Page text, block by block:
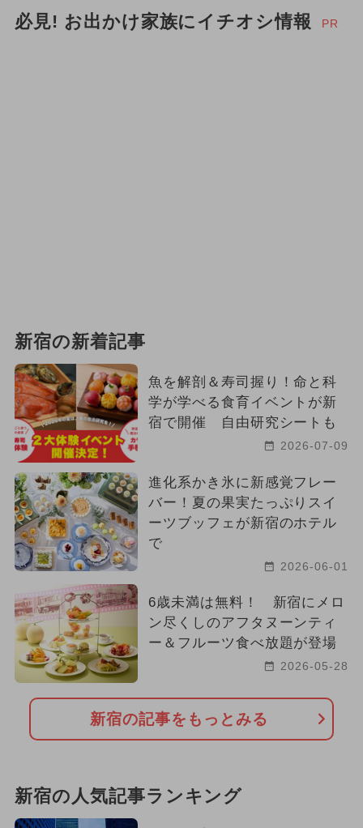
必見! お出かけ家族にイチオシ情報 PR
新宿の新着記事
魚を解剖＆寿司握り！命と科
学が学べる食育イベントが新
宿で開催 自由研究シートも
2026-07-09
進化系かき氷に新感覚フレー
バー！夏の果実たっぷりスイ
ーツブッフェが新宿のホテル
で
2026-06-01
6歳未満は無料！ 新宿にメロ
ン尽くしのアフタヌーンティ
ー＆フルーツ食べ放題が登場
2026-05-28
新宿の記事をもっとみる
新宿の人気記事ランキング